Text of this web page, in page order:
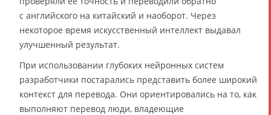
с английского на китайский и наоборот. Через
некоторое время искусственный интеллект выдавал
улучшенный результат.
При использовании глубоких нейронных систем
разработчики постарались представить более широкий
контекст для перевода. Они ориентировались на то, как
выполняют перевод люди, владеющие